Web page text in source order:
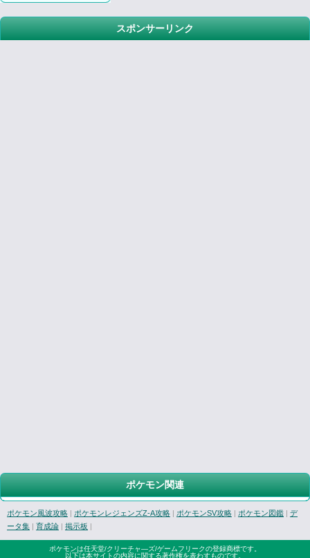
スポンサーリンク
ポケモン関連
ポケモン風波攻略 | ポケモンレジェンズZ-A攻略 | ポケモンSV攻略 | ポケモン図鑑 | デ
ータ集 | 育成論 | 掲示板 |
ポケモンは任天堂/クリーチャ―ズ/ゲームフリークの登録商標です。
以下は本サイトの内容に関する著作権を表わすものです。